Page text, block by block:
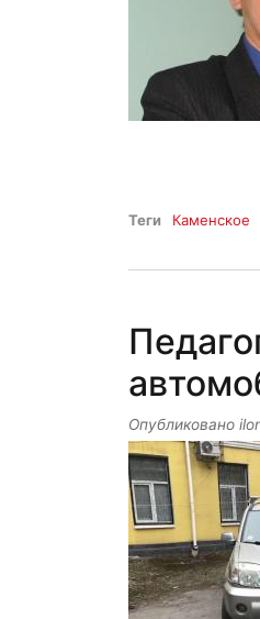
Теги Каменское
Опубликовано